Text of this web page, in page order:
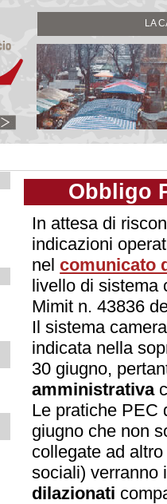
LA
Obbligo
In attesa di
indicazioni
nelcomunicato
livello di sistema
Mimit n. 43836
Il sistema
indicata nella
30 giugno,
amministrativa
Le pratiche PEC
giugno che non
collegate ad
sociali)
dilazionati